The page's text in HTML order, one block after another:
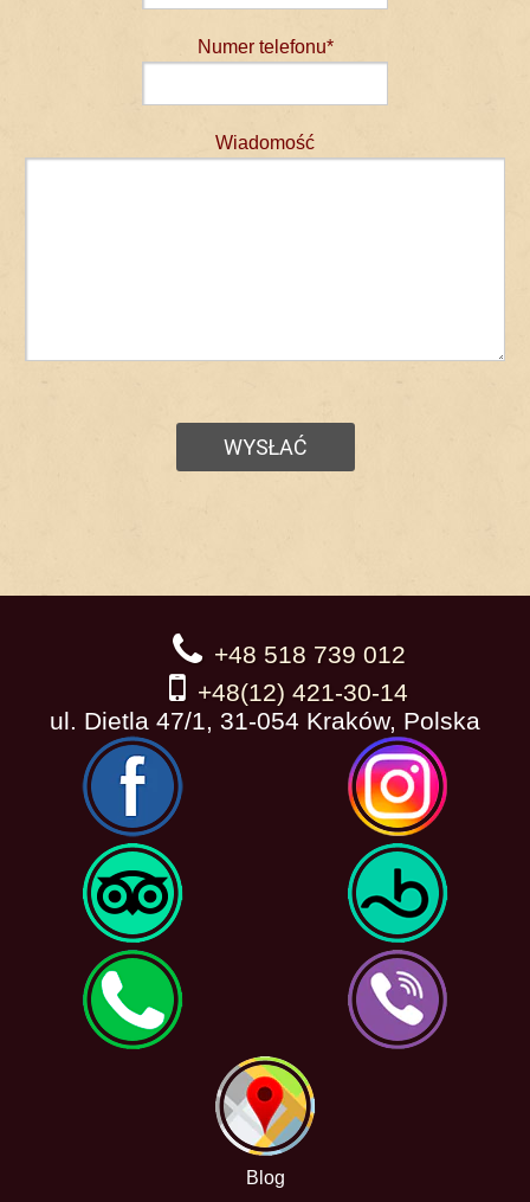
Numer telefonu*
Wiadomość
+48 518 739 012
+48(12) 421-30-14
ul. Dietla 47/1, 31-054 Kraków, Polska
Blog